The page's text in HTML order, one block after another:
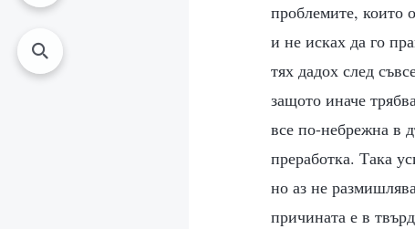
проблемите, които
и не исках да го
тях дадох след
защото иначе
все по-небрежна в
преработка. Така
но аз не
причината е в